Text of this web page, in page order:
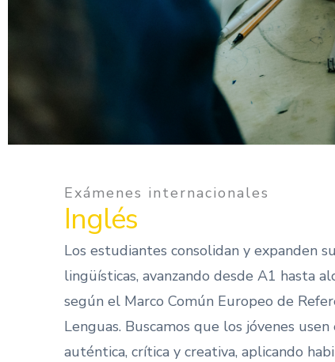
Exámenes internacionales
Inglés
Los estudiantes consolidan y expanden
lingüísticas, avanzando desde A1 hasta
según el Marco Común Europeo de
Lenguas. Buscamos que los jóvenes
auténtica, crítica y creativa, aplicando